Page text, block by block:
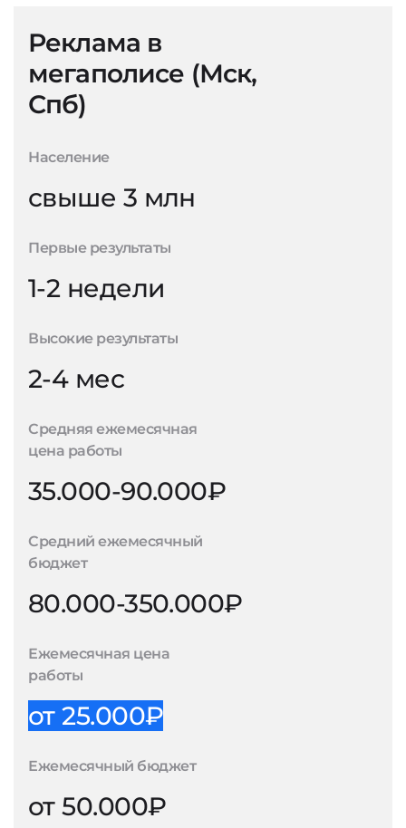
Реклама в
мегаполисе (Мск,
Спб)
Население
свыше 3 млн
Первые результаты
1-2 недели
Высокие результаты
2-4 мес
Средняя ежемесячная
цена работы
35.000-90.000₽
Средний ежемесячный
бюджет
80.000-350.000₽
Ежемесячная цена
работы
от 25.000₽
Ежемесячный бюджет
от 50.000₽